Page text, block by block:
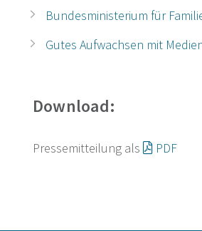
Bundesministerium für
Gutes Aufwachsen mit
Download:
Pressemitteilung als PDF